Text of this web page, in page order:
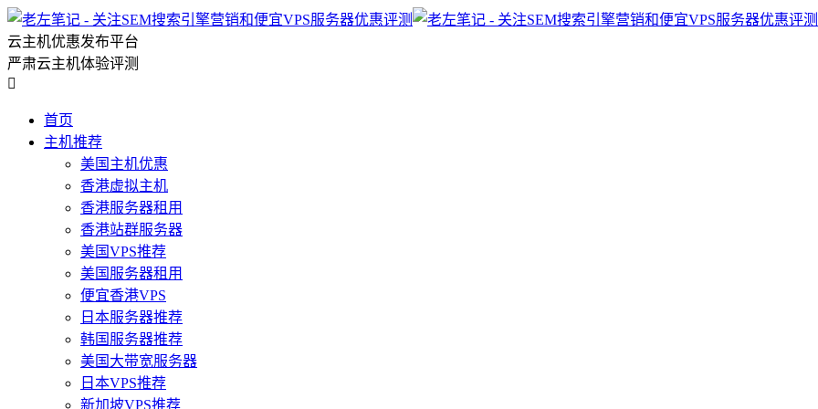
云主机优惠发布平台
严肃云主机体验评测

首页
主机推荐
美国主机优惠
香港虚拟主机
香港服务器租用
香港站群服务器
美国VPS推荐
美国服务器租用
便宜香港VPS
日本服务器推荐
韩国服务器推荐
美国大带宽服务器
日本VPS推荐
新加坡VPS推荐